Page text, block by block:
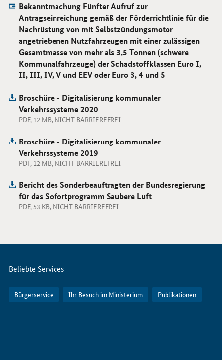
Bekanntmachung Fünfter Aufruf zur
Antragseinreichung gemäß der Förderrichtlinie für die
Nachrüstung von mit Selbstzündungsmotor
angetriebenen Nutzfahrzeugen mit einer zulässigen
Gesamtmasse von mehr als 3,5 Tonnen (schwere
Kommunalfahrzeuge) der Schadstoffklassen Euro I,
II, III, IV, V und EEV oder Euro 3, 4 und 5
Broschüre - Digitalisierung kommunaler
Verkehrssysteme 2020
PDF, 12 MB, NICHT BARRIEREFREI
Broschüre - Digitalisierung kommunaler
Verkehrssysteme 2019
PDF, 12 MB, NICHT BARRIEREFREI
Bericht des Sonderbeauftragten der Bundesregierung
für das Sofortprogramm Saubere Luft
PDF, 53 KB, NICHT BARRIEREFREI
Servicemenü
Beliebte Services
Bürgerservice Ihr Besuch im Ministerium Publikationen